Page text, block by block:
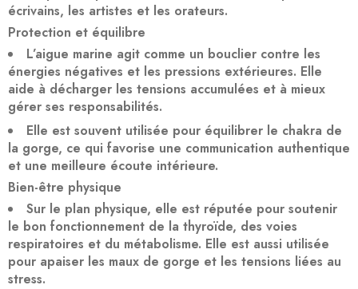
écrivains, les artistes et les orateurs.
Protection et équilibre
L’aigue marine agit comme un bouclier contre les
énergies négatives et les pressions extérieures. Elle
aide à décharger les tensions accumulées et à mieux
gérer ses responsabilités.
Elle est souvent utilisée pour équilibrer le chakra de
la gorge, ce qui favorise une communication authentique
et une meilleure écoute intérieure.
Bien-être physique
Sur le plan physique, elle est réputée pour soutenir
le bon fonctionnement de la thyroïde, des voies
respiratoires et du métabolisme. Elle est aussi utilisée
pour apaiser les maux de gorge et les tensions liées au
stress.